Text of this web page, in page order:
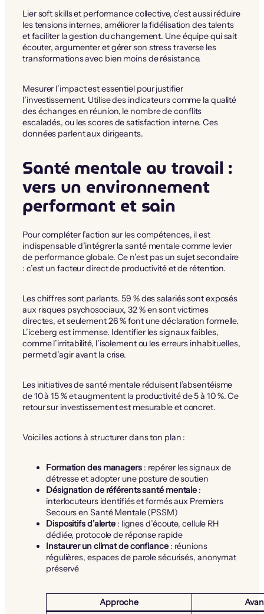
Lier soft skills et performance collective, c’est aussi réduire
les tensions internes, améliorer la fidélisation des talents
et faciliter la gestion du changement. Une équipe qui sait
écouter, argumenter et gérer son stress traverse les
transformations avec bien moins de résistance.
Mesurer l’impact est essentiel pour justifier
l’investissement. Utilise des indicateurs comme la qualité
des échanges en réunion, le nombre de conflits
escaladés, ou les scores de satisfaction interne. Ces
données parlent aux dirigeants.
Santé mentale au travail :
vers un environnement
performant et sain
Pour compléter l’action sur les compétences, il est
indispensable d’intégrer la santé mentale comme levier
de performance globale. Ce n’est pas un sujet secondaire
: c’est un facteur direct de productivité et de rétention.
Les chiffres sont parlants. 59 % des salariés sont exposés
aux risques psychosociaux, 32 % en sont victimes
directes, et seulement 26 % font une déclaration formelle.
L’iceberg est immense. Identifier les signaux faibles,
comme l’irritabilité, l’isolement ou les erreurs inhabituelles,
permet d’agir avant la crise.
Les initiatives de santé mentale réduisent l’absentéisme
de 10 à 15 % et augmentent la productivité de 5 à 10 %. Ce
retour sur investissement est mesurable et concret.
Voici les actions à structurer dans ton plan :
Formation des managers: repérer les signaux de
détresse et adopter une posture de soutien
Désignation de référents santé mentale :
interlocuteurs identifiés et formés aux Premiers
Secours en Santé Mentale (PSSM)
Dispositifs d’alerte : lignes d’écoute, cellule RH
dédiée, protocole de réponse rapide
Instaurer un climat de confiance: réunions
régulières, espaces de parole sécurisés, anonymat
préservé
Approche